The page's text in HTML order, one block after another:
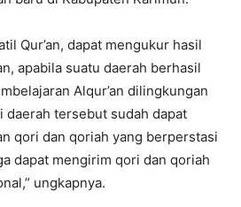
Qur’an, dapat mengukur hasil
apabila suatu daerah berhasil
Alqur’an dilingkungan
tersebut sudah dapat
qori dan qoriah yang berperstasi
dapat mengirim qori dan qoriah
ungkapnya.